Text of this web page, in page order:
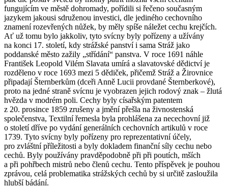
fungujícím ve městě dohromady, pořídili si řečeno současným
jazykem jakousi sdruženou investici, dle jediného cechovního
znamení rozevřených nůžek, by měly spíše náležet cechu krejčích.
Ať už tomu bylo jakkoliv, tyto svícny byly pořízeny a užívány
na konci 17. století, kdy strážské panství i sama Stráž jako
poddanské město zažily „střídání“ panstva. V roce 1691 náhle
František Leopold Vilém Slavata umírá a slavatovské dědictví je
rozděleno v roce 1693 mezi 5 dědiček, přičemž Stráž a Žirovnice
připadají Šternberkům (dceři Anně Lucii provdané Šternberkové),
proto na jedné straně svícnu je vyobrazen jejich rodový znak – žlutá
hvězda v modrém poli. Cechy byly císařským patentem
z 20. prosince 1859 zrušeny a jmění přešla na živnostenská
společenstva, Textilní řemesla byla prohlášena za necechovní již
o století dříve po vydání generálních cechovních artikulů v roce
1739. Tyto svícny byly pořízeny pro reprezentativní účely,
pro zvláštní příležitosti a byly dokladem finanční síly cechu nebo
cechů. Byly používány pravděpodobně při při poutích, mších
a při pohřbech mistrů nebo členů cechu. Tento příspěvek je pouhou
zprávou, celá problematika strážských cechů by si určitě zasloužila
hlubší bádání.